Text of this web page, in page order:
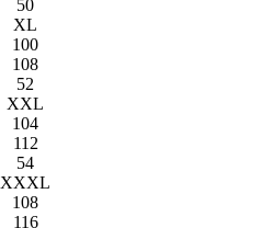
50
XL
100
108
52
XXL
104
112
54
XXXL
108
116